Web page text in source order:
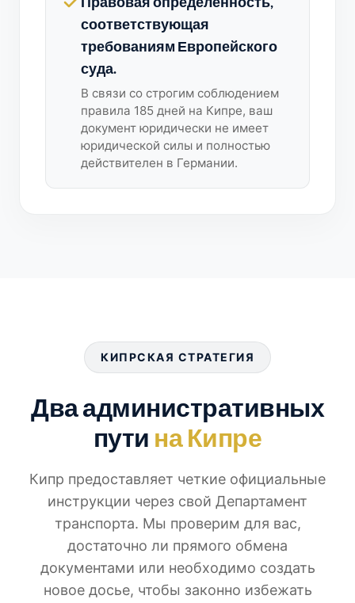
соответствующая
требованиям Европейского
суда.
В связи со строгим соблюдением
правила 185 дней на Кипре, ваш
документ юридически не имеет
юридической силы и полностью
действителен в Германии.
КИПРСКАЯ СТРАТЕГИЯ
Два административных
пути на Кипре
Кипр предоставляет четкие официальные
инструкции через свой Департамент
транспорта. Мы проверим для вас,
достаточно ли прямого обмена
документами или необходимо создать
новое досье, чтобы законно избежать